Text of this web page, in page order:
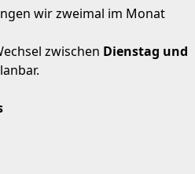
wir zweimal im Monat
zwischen Dienstag und